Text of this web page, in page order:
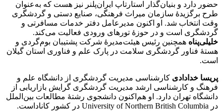
حضور دارد و ‌بنیان‌گذار‌ استارتاپ ایران‌پلنر نیز هست که به‌عنوان
طرح برگزیدۀ سازمان میراث فرهنگی، صنایع‌ دستی و گردشگری
وقت انتخاب شد‌. او اکنون مدیرعامل دفتر خدمات مسافرتی و
گردشگری است و در حوزۀ تورهای ورودی فعالیت می‌کند.
خلیلی‌پناه همچنین رئیس هیئت‌مدیرۀ شرکت پشتیبان بوم‌گردی و
هستۀ فناور گردشگری سلامت در پارک علم و فناوری استان گیلان
است.
پریسا خدادادی کارشناسی مدیریت گردشگری از دانشگاه علم و
فرهنگ و کارشناسی ارشد مدیریت گردشگری گرایش بازاریابی از
دانشگاه تهران دارد. او هم‌‌اکنون دانشجوی رشتۀ مطالعات بین‌الملل
در University of Northern British Columbia در کشور کاناداست.